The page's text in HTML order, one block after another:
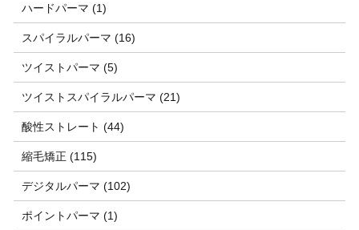
ハードパーマ (1)
スパイラルパーマ (16)
ツイストパーマ (5)
ツイストスパイラルパーマ (21)
酸性ストレート (44)
縮毛矯正 (115)
デジタルパーマ (102)
ポイントパーマ (1)